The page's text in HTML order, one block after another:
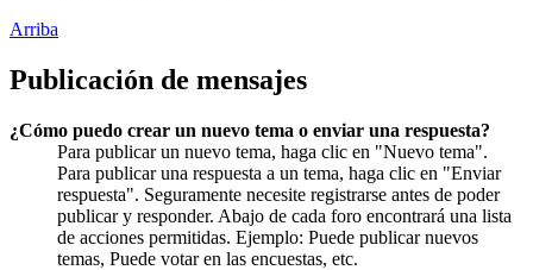
Arriba
Publicación de mensajes
¿Cómo puedo crear un nuevo tema o enviar una respuesta?
Para publicar un nuevo tema, haga clic en "Nuevo tema".
Para publicar una respuesta a un tema, haga clic en "Enviar
respuesta". Seguramente necesite registrarse antes de poder
publicar y responder. Abajo de cada foro encontrará una lista
de acciones permitidas. Ejemplo: Puede publicar nuevos
temas, Puede votar en las encuestas, etc.